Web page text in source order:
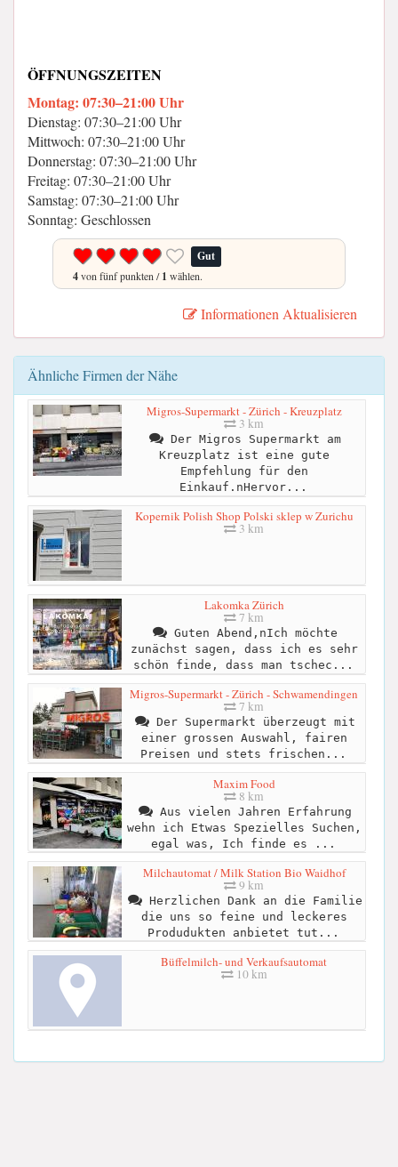
ÖFFNUNGSZEITEN
Montag: 07:30–21:00 Uhr
Dienstag: 07:30–21:00 Uhr
Mittwoch: 07:30–21:00 Uhr
Donnerstag: 07:30–21:00 Uhr
Freitag: 07:30–21:00 Uhr
Samstag: 07:30–21:00 Uhr
Sonntag: Geschlossen
Gut
4von fünf punkten /1 wählen.
Informationen Aktualisieren
Ähnliche Firmen der Nähe
Migros-Supermarkt - Zürich - Kreuzplatz
3 km
​Der Migros Supermarkt am
Kreuzplatz ist eine gute
Empfehlung für den
Einkauf.nHervor...
Kopernik Polish Shop Polski sklep w Zurichu
3 km
Lakomka Zürich
7 km
Guten Abend,nIch möchte
zunächst sagen, dass ich es sehr
schön finde, dass man tschec...
Migros-Supermarkt - Zürich - Schwamendingen
7 km
Der Supermarkt überzeugt mit
einer grossen Auswahl, fairen
Preisen und stets frischen...
Maxim Food
8 km
Aus vielen Jahren Erfahrung
wehn ich Etwas Spezielles Suchen,
egal was, Ich finde es ...
Milchautomat / Milk Station Bio Waidhof
9 km
Herzlichen Dank an die Familie
die uns so feine und leckeres
Produdukten anbietet tut...
Büffelmilch- und Verkaufsautomat
10 km